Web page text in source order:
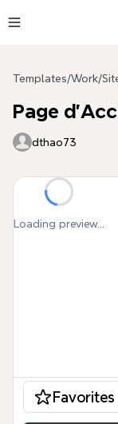
Templates/Work/
Page
dthao73
Loading preview...
Favorites